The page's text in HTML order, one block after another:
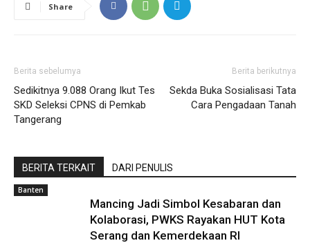
Share
Berita sebelumya
Sedikitnya 9.088 Orang Ikut Tes
SKD Seleksi CPNS di Pemkab
Tangerang
Berita berikutnya
Sekda Buka Sosialisasi Tata
Cara Pengadaan Tanah
BERITA TERKAIT DARI PENULIS
Banten
Mancing Jadi Simbol Kesabaran dan
Kolaborasi, PWKS Rayakan HUT Kota
Serang dan Kemerdekaan RI